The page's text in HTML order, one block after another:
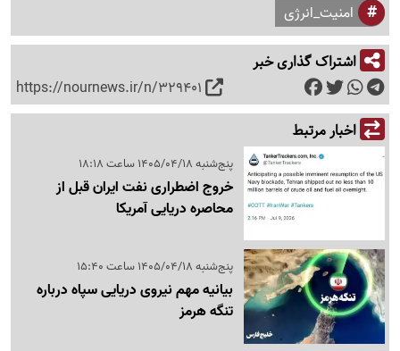
امنیت_انرژی
اشتراک گذاری خبر
https://nournews.ir/n/329401
اخبار مرتبط
پنج‌شنبه 1405/04/18 ساعت 18:18
خروج اضطراری نفت ایران قبل از
محاصره دریایی آمریکا
پنج‌شنبه 1405/04/18 ساعت 15:40
بیانیه مهم نیروی دریایی سپاه درباره
تنگه هرمز